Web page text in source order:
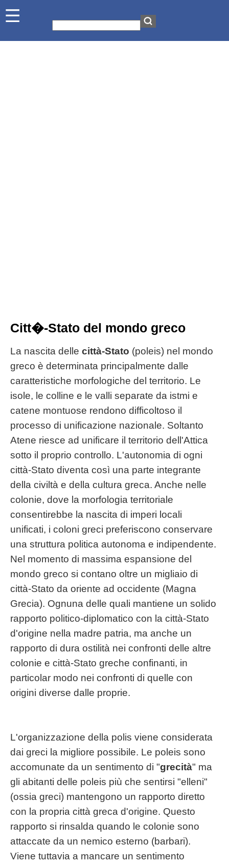
Citt�-Stato del mondo greco
La nascita delle città-Stato (poleis) nel mondo
greco è determinata principalmente dalle
caratteristiche morfologiche del territorio. Le
isole, le colline e le valli separate da istmi e
catene montuose rendono difficoltoso il
processo di unificazione nazionale. Soltanto
Atene riesce ad unificare il territorio dell'Attica
sotto il proprio controllo. L'autonomia di ogni
città-Stato diventa così una parte integrante
della civiltà e della cultura greca. Anche nelle
colonie, dove la morfologia territoriale
consentirebbe la nascita di imperi locali
unificati, i coloni greci preferiscono conservare
una struttura politica autonoma e indipendente.
Nel momento di massima espansione del
mondo greco si contano oltre un migliaio di
città-Stato da oriente ad occidente (Magna
Grecia). Ognuna delle quali mantiene un solido
rapporto politico-diplomatico con la città-Stato
d'origine nella madre patria, ma anche un
rapporto di dura ostilità nei confronti delle altre
colonie e città-Stato greche confinanti, in
particolar modo nei confronti di quelle con
origini diverse dalle proprie.
L'organizzazione della polis viene considerata
dai greci la migliore possibile. Le poleis sono
accomunate da un sentimento di "grecità" ma
gli abitanti delle poleis più che sentirsi "elleni"
(ossia greci) mantengono un rapporto diretto
con la propria città greca d'origine. Questo
rapporto si rinsalda quando le colonie sono
attaccate da un nemico esterno (barbari).
Viene tuttavia a mancare un sentimento